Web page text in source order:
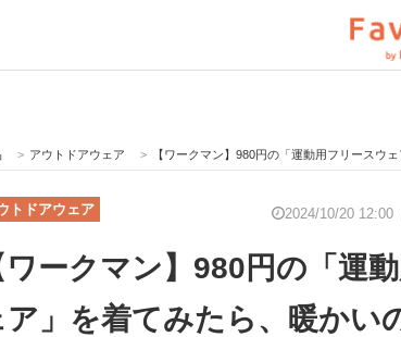
ジ ITの今と未来を見通す スマホと通
ト AI活用のいまが分かる 企業ITの
> アウトドアウェア > 【ワークマン】980円の「運動用フリースウェア」を着てみ
トドアウェア 2024/10/20 12:00
ワークマン】980円の「運
ア」を着てみたら、暖かい